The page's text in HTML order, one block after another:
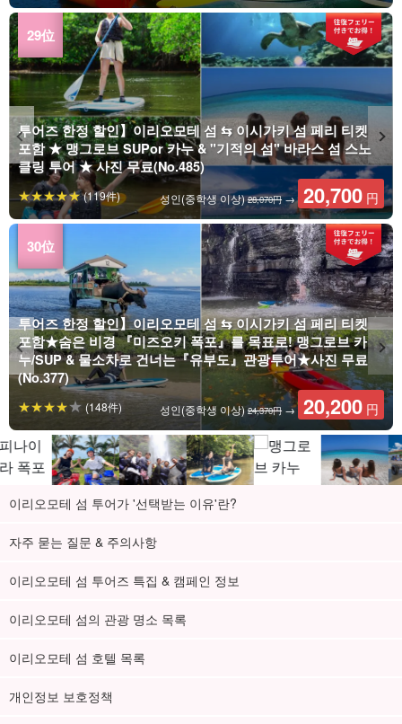
투어즈 한정 할인】이리오모테 섬 ⇆ 이시가키 섬 페리 티켓
포함 ★ 맹그로브 SUPor 카누 & "기적의 섬" 바라스 섬 스노
클링 투어 ★ 사진 무료(No.485)
성인(중학생 이상)28,070円→ 20,700 円
(119件)
투어즈 한정 할인】이리오모테 섬 ⇆ 이시가키 섬 페리 티켓
포함★숨은 비경 『미즈오키 폭포』를 목표로! 맹그로브 카
누/SUP & 물소차로 건너는『유부도』관광투어★사진 무료
(No.377)
성인(중학생 이상)24,370円 → 20,200 円
(148件)
이리오모테 섬 투어가 '선택받는 이유'란?
자주 묻는 질문 & 주의사항
이리오모테 섬 투어즈 특집 & 캠페인 정보
이리오모테 섬의 관광 명소 목록
이리오모테 섬 호텔 목록
개인정보 보호정책